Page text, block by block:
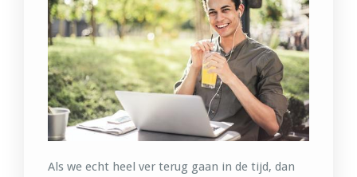
Als we echt heel ver terug gaan in de tijd, dan